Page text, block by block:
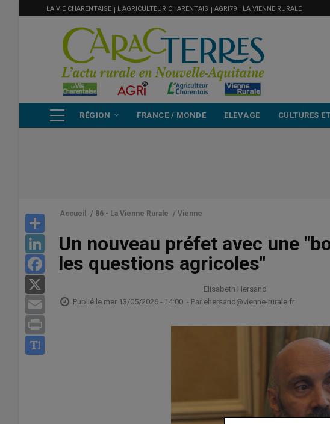
MENU
FILIÈRE
LA VIE CHARENTAISE L'AGRICULTEUR CHARENTAIS AGRI79 LA VIENNE RURALE
PRINCIPALE
RÉGION FRANCE / MONDE ELEVAGE CULTURES
LinkedIn
Facebook
Email
Accueil / 86 - La Vienne Rurale / Vienne
Un nouveau préfet avec une
les questions agricoles"
Publié le mer 13/05/2026 - 14:00 - Par
Elisabeth Hersand
ehersand@vienne-rurale.fr